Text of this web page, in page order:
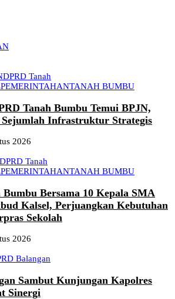
DPRD Tanah
PEMERINTAHANTANAH BUMBU
Tanah Bumbu Temui BPJN,
Infrastruktur Strategis
2026
DPRD Tanah
PEMERINTAHANTANAH BUMBU
Bumbu Bersama 10 Kepala SMA
Kalsel, Perjuangkan Kebutuhan
Sekolah
2026
Balangan
Sambut Kunjungan Kapolres
Sinergi